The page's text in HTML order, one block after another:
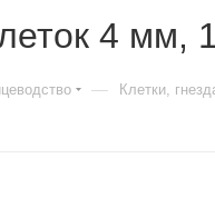
4 мм,
— Клетки,